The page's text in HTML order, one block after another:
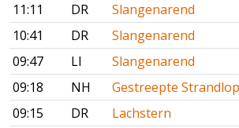
11:11
DR
Slangenarend
10:41
DR
Slangenarend
09:47
LI
Slangenarend
09:18
NH
Gestreepte
09:15
DR
Lachstern